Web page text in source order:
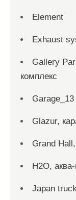
Element
Exhaust
Gallery
комплекс
Garage_13
Glazur,
Grand
H2O,
Japan